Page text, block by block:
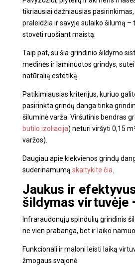
tikriausiai dažniausias
praleidžia ir savyje sulaiko šilumą –
stovėti ruošiant maistą.
Taip pat, su šia grindinio šildymo
medinės ir laminuotos grindys,
natūralią estetiką.
Patikimiausias kriterijus, kuriuo
pasirinkta grindų danga tinka
šiluminė varža. Viršutinis bendras
butilo izoliacija) neturi viršyti 0,15
varžos).
Daugiau apie kiekvienos grindų
suderinamumą skaitykite čia
Jaukus ir
šildymas virtuvėje
Infraraudonųjų spindulių grindinis
ne vien prabanga, bet ir laiko
Funkcionali ir maloni leisti laiką
žmogaus svajonė.